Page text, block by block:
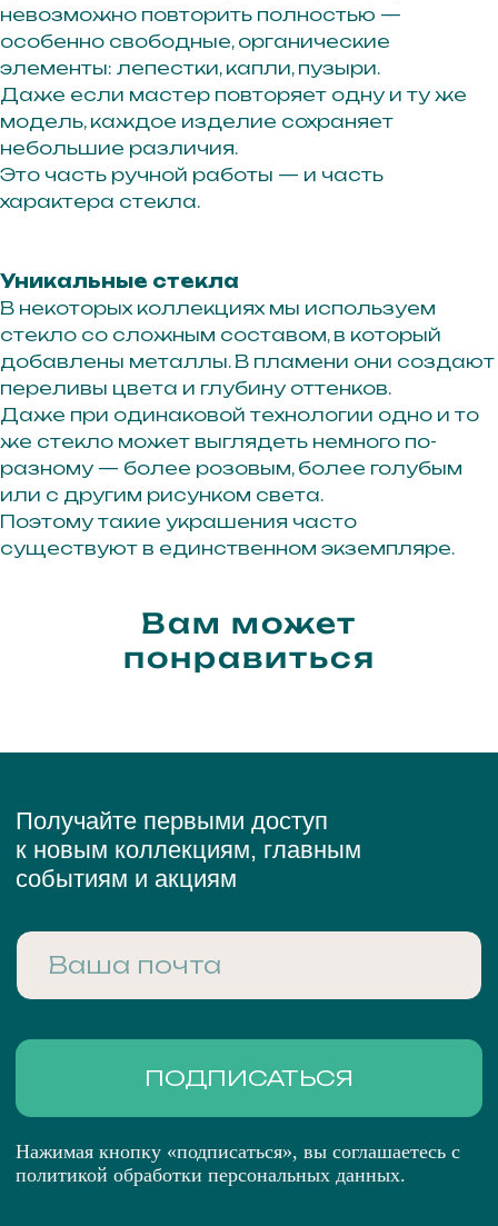
невозможно повторить полностью —
особенно свободные, органические
элементы: лепестки, капли, пузыри.
Даже если мастер повторяет одну и ту же
модель, каждое изделие сохраняет
небольшие различия.
Это часть ручной работы — и часть
характера стекла.
Уникальные стекла
В некоторых коллекциях мы используем
стекло со сложным составом, в который
добавлены металлы. В пламени они создают
переливы цвета и глубину оттенков.
Даже при одинаковой технологии одно и то
же стекло может выглядеть немного по-
разному — более розовым, более голубым
или с другим рисунком света.
Поэтому такие украшения часто
существуют в единственном экземпляре.
Вам может
понравиться
Остались вопросы,
Telegram
MAX
ДАННЫХ
О нас
Подарочный сертификат
Рекомендации по уходу
ПУБЛИЧНАЯ ОФЕРТА
© 2026 BRIGHT ME